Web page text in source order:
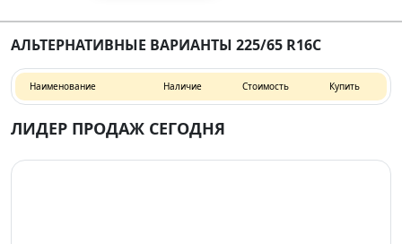
АЛЬТЕРНАТИВНЫЕ ВАРИАНТЫ 225/65 R16C
Наименование Наличие Стоимость Купить
ЛИДЕР ПРОДАЖ СЕГОДНЯ